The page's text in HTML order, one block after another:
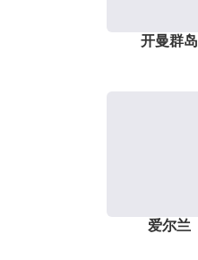
开曼群岛
爱尔兰